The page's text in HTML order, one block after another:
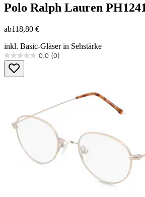
Polo Ralph Lauren
ab118,80 €
inkl. Basic-Gläser in Sehstärke
0.0 (0)
0.0
von
5